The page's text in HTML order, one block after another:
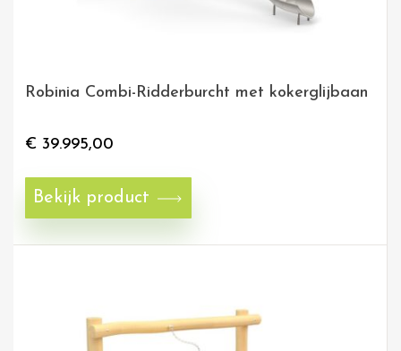
Robinia Combi-Ridderburcht met kokerglijbaan
€ 39.995,00
Bekijk product